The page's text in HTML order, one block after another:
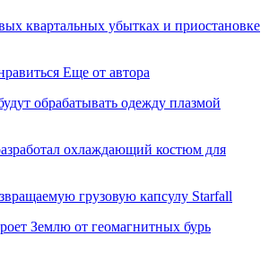
квартальных убытках и приостановке
Еще от автора
обрабатывать одежду плазмой
охлаждающий костюм для
грузовую капсулу Starfall
Землю от геомагнитных бурь